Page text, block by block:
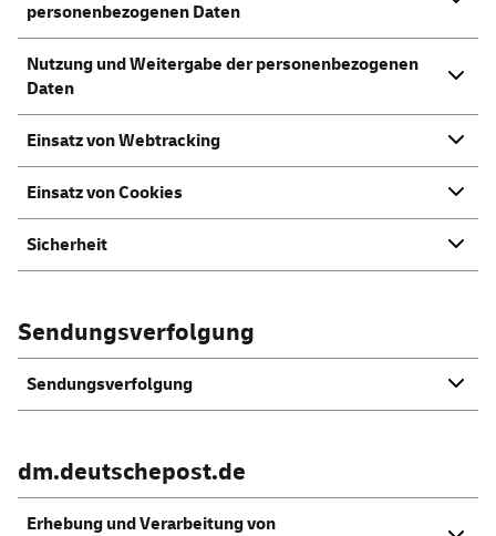
personenbezogenen Daten
Nutzung und Weitergabe der personenbezogenen
Daten
Einsatz von Webtracking
Einsatz von Cookies
Sicherheit
Sendungsverfolgung
Sendungsverfolgung
dm.deutschepost.de
Erhebung und Verarbeitung von